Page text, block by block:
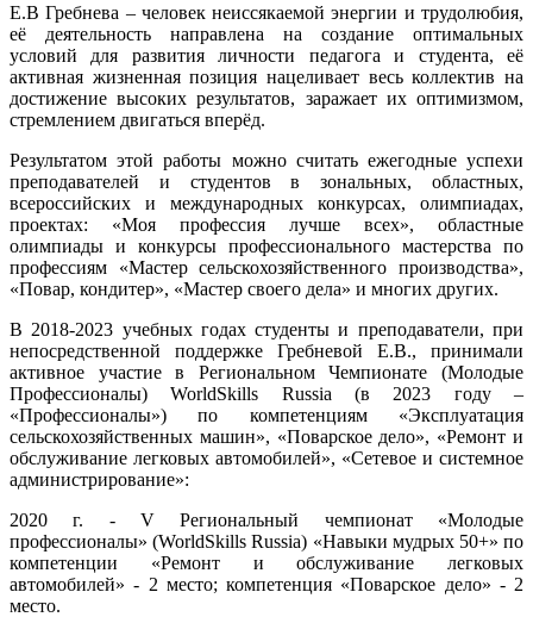
Е.В Гребнева – человек неиссякаемой энергии и трудолюбия,
её деятельность направлена на создание оптимальных
условий для развития личности педагога и студента, её
активная жизненная позиция нацеливает весь коллектив на
достижение высоких результатов, заражает их оптимизмом,
стремлением двигаться вперёд.
Результатом этой работы можно считать ежегодные успехи
преподавателей и студентов в зональных, областных,
всероссийских и международных конкурсах, олимпиадах,
проектах: «Моя профессия лучше всех», областные
олимпиады и конкурсы профессионального мастерства по
профессиям «Мастер сельскохозяйственного производства»,
«Повар, кондитер», «Мастер своего дела» и многих других.
В 2018-2023 учебных годах студенты и преподаватели, при
непосредственной поддержке Гребневой Е.В., принимали
активное участие в Региональном Чемпионате (Молодые
Профессионалы) WorldSkills Russia (в 2023 году –
«Профессионалы») по компетенциям «Эксплуатация
сельскохозяйственных машин», «Поварское дело», «Ремонт и
обслуживание легковых автомобилей», «Сетевое и системное
администрирование»:
2020 г. - V Региональный чемпионат «Молодые
профессионалы» (WorldSkills Russia) «Навыки мудрых 50+» по
компетенции «Ремонт и обслуживание легковых
автомобилей» - 2 место; компетенция «Поварское дело» - 2
место.